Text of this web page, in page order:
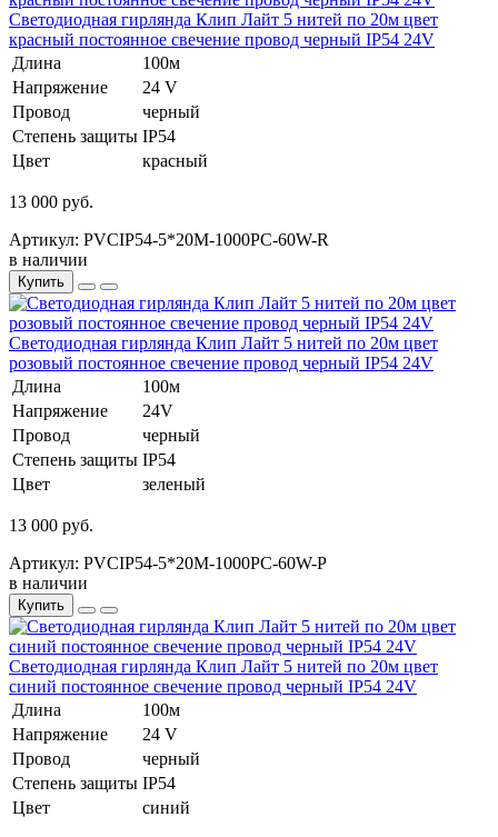
Светодиодная гирлянда Клип Лайт 5 нитей по 20м цвет
красный постоянное свечение провод черный IP54 24V
Длина
100м
Напряжение
24 V
Провод
черный
Степень защиты IP54
Цвет
красный
13 000 руб.
Артикул: PVCIP54-5*20M-1000PC-60W-R
в наличии
Купить
Светодиодная гирлянда Клип Лайт 5 нитей по 20м цвет
розовый постоянное свечение провод черный IP54 24V
Длина
100м
Напряжение
24V
Провод
черный
Степень защиты IP54
Цвет
зеленый
13 000 руб.
Артикул: PVCIP54-5*20M-1000PC-60W-P
в наличии
Купить
Светодиодная гирлянда Клип Лайт 5 нитей по 20м цвет
синий постоянное свечение провод черный IP54 24V
Длина
100м
Напряжение
24 V
Провод
черный
Степень защиты IP54
Цвет
синий